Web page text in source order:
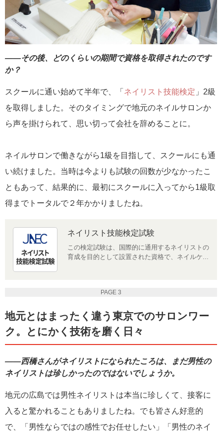
――その後、どのくらいの期間で資格を取得されたのです
か？
スクールに通い始めて半年で、「 ネイリスト技能検定 」2級
を取得しました。そのタイミングで地元のネイルサロンか
ら声を掛けられて、思い切って会社を辞めることに。
ネイルサロンで働きながら1級を目指して、スクールにも通
い続けました。当時は今よりも試験の回数が少なかったこ
ともあって、結果的に、最初にスクールに入ってから1級取
得までトータルで２年かかりましたね。
ネイリスト技能検定試験
この検定試験は、国際的に通用するネイリストの
育成を目的として設置された資格で、ネイルケ...
PAGE 3
地元とはまったく違う東京でのサロンワー
ク。とにかく技術を磨く日々
――西橋さんがネイリストになられたころは、まだ男性の
ネイリストは珍しかったのではないでしょうか。
地元の広島では男性ネイリストは本当に珍しくて、接客に
入ると驚かれることもありましたね。でも皆さん好意的
で、「男性ならではの感性でお任せしたい」「男性のネイ